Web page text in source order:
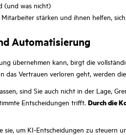
(und was nicht)
stärken und ihnen helfen,
Automatisierung
übernehmen kann, birgt die
Vertrauen verloren geht, werden
sind Sie auch nicht in der Lage,
Entscheidungen trifft. Durch die
um KI-Entscheidungen zu steuern